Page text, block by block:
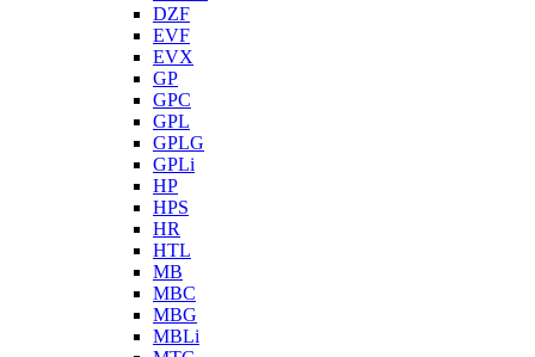
DZF
EVF
EVX
GP
GPC
GPL
GPLG
GPLi
HP
HPS
HR
HTL
MB
MBC
MBG
MBLi